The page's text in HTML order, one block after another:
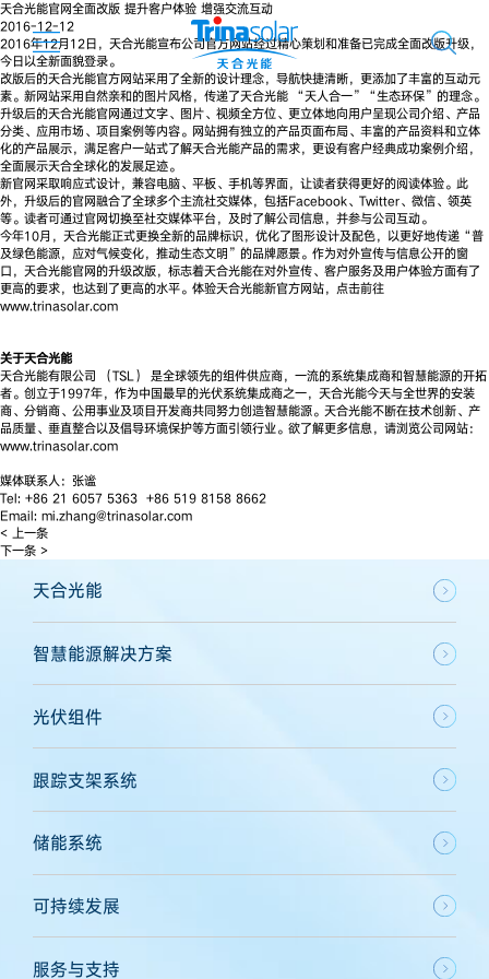
天合光能官网全面改版 提升客户体验 增强交流互动
2016-12-12
2016年12月12日，天合光能宣布公司官方网站经过精心策划和准备已完成全面改版升级，
今日以全新面貌登录。
改版后的天合光能官方网站采用了全新的设计理念，导航快捷清晰，更添加了丰富的互动元
素。新网站采用自然亲和的图片风格，传递了天合光能 “天人合一”“生态环保”的理念。
升级后的天合光能官网通过文字、图片、视频全方位、更立体地向用户呈现公司介绍、产品
分类、应用市场、项目案例等内容。网站拥有独立的产品页面布局、丰富的产品资料和立体
化的产品展示，满足客户一站式了解天合光能产品的需求，更设有客户经典成功案例介绍，
全面展示天合全球化的发展足迹。
新官网采取响应式设计，兼容电脑、平板、手机等界面，让读者获得更好的阅读体验。此
外，升级后的官网融合了全球多个主流社交媒体，包括Facebook、Twitter、微信、领英
等。读者可通过官网切换至社交媒体平台，及时了解公司信息，并参与公司互动。
今年10月，天合光能正式更换全新的品牌标识，优化了图形设计及配色，以更好地传递“普
及绿色能源，应对气候变化，推动生态文明”的品牌愿景。作为对外宣传与信息公开的窗
口，天合光能官网的升级改版，标志着天合光能在对外宣传、客户服务及用户体验方面有了
更高的要求，也达到了更高的水平。体验天合光能新官方网站，点击前往
www.trinasolar.com
关于天合光能
天合光能有限公司 （TSL） 是全球领先的组件供应商，一流的系统集成商和智慧能源的开拓
者。创立于1997年，作为中国最早的光伏系统集成商之一，天合光能今天与全世界的安装
商、分销商、公用事业及项目开发商共同努力创造智慧能源。天合光能不断在技术创新、产
品质量、垂直整合以及倡导环境保护等方面引领行业。欲了解更多信息，请浏览公司网站：
www.trinasolar.com
媒体联系人：张谧
Tel: +86 21 6057 5363 +86 519 8158 8662
Email: mi.zhang@trinasolar.com
< 上一条
下一条 >
天合光能
智慧能源解决方案
光伏组件
跟踪支架系统
储能系统
可持续发展
服务与支持